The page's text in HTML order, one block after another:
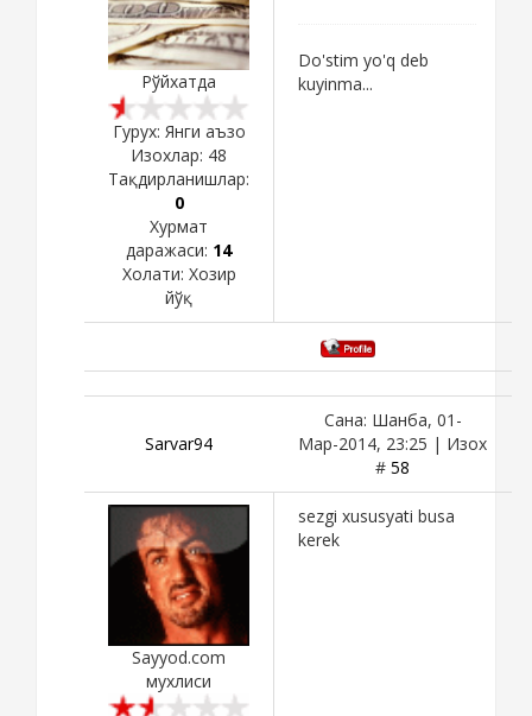
Рўйхатда
Гурух: Янги аъзо
Изохлар: 48
Тақдирланишлар:
0
Хурмат
даражаси: 14
Холати: Хозир
йўқ
Do'stim yo'q deb
kuyinma...
Sarvar94
Сана: Шанба, 01-
Мар-2014, 23:25 | Изох
# 58
Sayyod.com
мухлиси
sezgi xususyati busa
kerek